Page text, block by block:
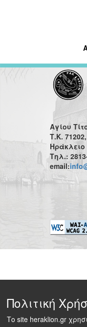
Αγίου
Τ.Κ. 71202,
Ηράκλειο
Τηλ.:
email:
Πολιτική
Το site heraklion.gr